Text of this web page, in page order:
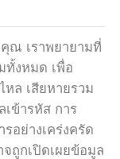
ณ เราพยายามที่
ทั้งหมด เพื่อ
ล เสียหายรวม
ข้ารหัส การ
อย่างเคร่งครัด
ถูกเปิดเผยข้อมูล